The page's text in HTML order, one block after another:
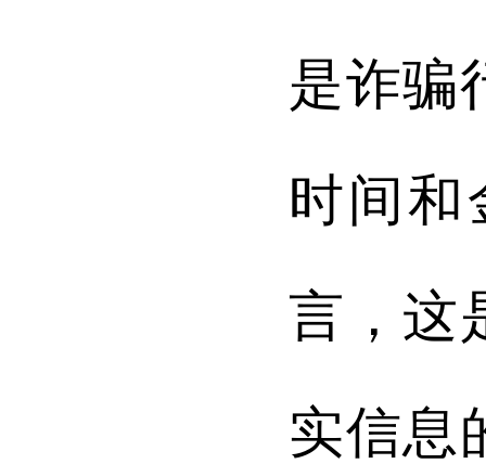
是诈骗
时间和
言，这
实信息